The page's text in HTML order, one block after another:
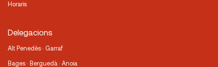
Horaris
Delegacions
Alt Penedès · Garraf
Bages · Berguedà · Anoia